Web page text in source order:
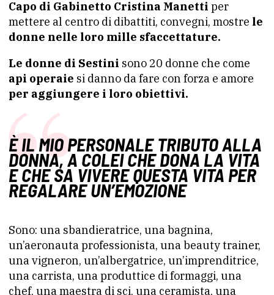
Capo di Gabinetto Cristina Manetti per
mettere al centro di dibattiti, convegni, mostre le
donne nelle loro mille sfaccettature.
Le donne di Sestini sono 20 donne che come
api operaie si danno da fare con forza e amore
per aggiungere i loro obiettivi.
È IL MIO PERSONALE TRIBUTO ALLA
DONNA, A COLEI CHE DONA LA VITA
E CHE SA VIVERE QUESTA VITA PER
REGALARE UN’EMOZIONE
Sono: una sbandieratrice, una bagnina,
un’aeronauta professionista, una beauty trainer,
una vigneron, un’albergatrice, un’imprenditrice,
una carrista, una produttice di formaggi, una
chef, una maestra di sci, una ceramista, una